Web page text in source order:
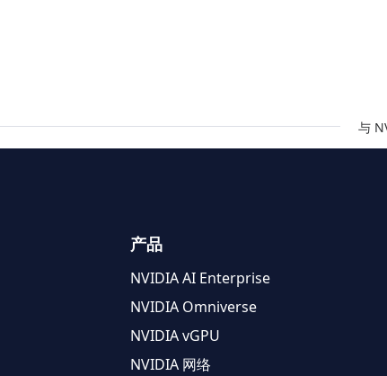
与
产品
NVIDIA AI Enterprise
NVIDIA Omniverse
NVIDIA vGPU
NVIDIA 网络